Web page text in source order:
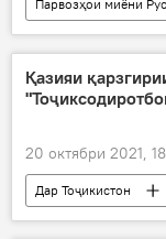
Дар Тоҷикистон
Дар Русия
Қазияи
20 октябри 2021,
Дар Тоҷикистон
Рӯйдод, ҷиноят ва